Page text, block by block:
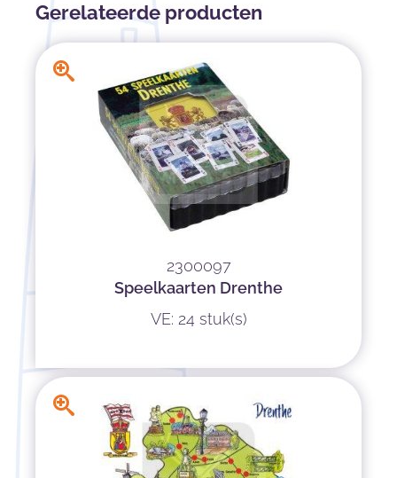
Gerelateerde producten
2300097
Speelkaarten Drenthe
VE: 24 stuk(s)